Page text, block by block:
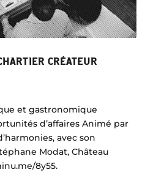
CRÉATEUR
et gastronomique
d’affaires Animé par
avec son
Modat, Château
8y55.